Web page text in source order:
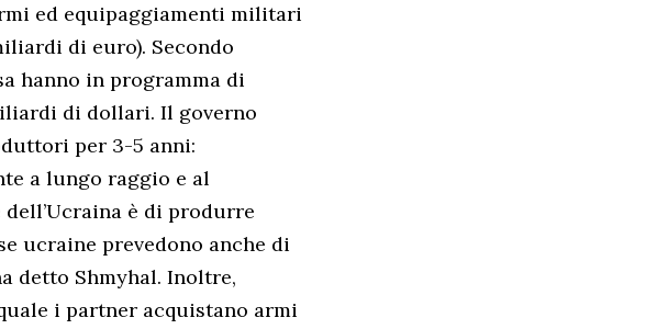
ed equipaggiamenti militari
di euro). Secondo
hanno in programma di
di dollari. Il governo
per 3-5 anni:
a lungo raggio e al
è di produrre
ucraine prevedono anche di
detto Shmyhal. Inoltre,
i partner acquistano armi